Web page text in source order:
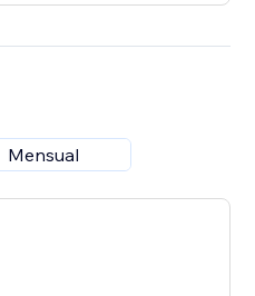
Mensual